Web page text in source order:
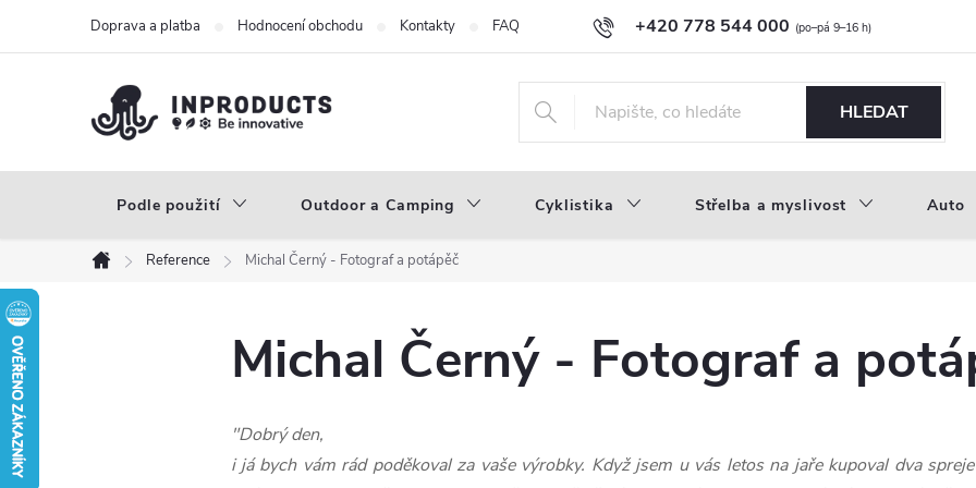
+420 778 544 000
info@inproducts.cz
Doprava a platba Hodnocení obchodu Kontakty FAQ Novinky Náš příběh Průvodce materiály
HLEDAT
Podle použití Outdoor a Camping Cyklistika Střelba a myslivost Auto
Domů
Reference Michal Černý - Fotograf a potápěč
Michal Černý - Fotograf a
"Dobrý den,
i já bych vám rád poděkoval za vaše výrobky. Když jsem u vás letos na jaře kupoval dva